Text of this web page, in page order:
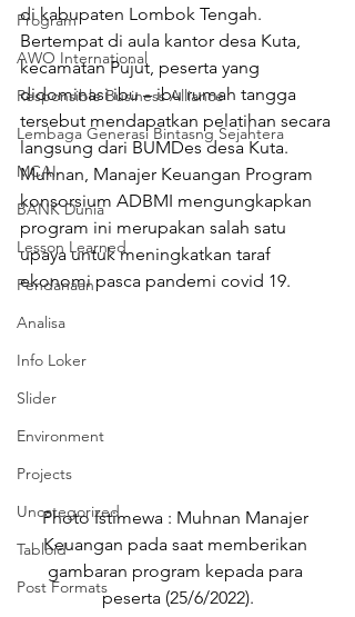
Program
AWO International
Responsible Business Alliance
Lembaga Generasi Bintasng Sejahtera
MCAI
BANK Dunia
Lesson Learned
Pendanaan
Analisa
Info Loker
Slider
Environment
Projects
Uncategorized
Tabloid
Post Formats
di kabupaten Lombok Tengah.
Bertempat di aula kantor desa Kuta,
kecamatan Pujut, peserta yang
didominasi ibu – ibu rumah tangga
tersebut mendapatkan pelatihan secara
langsung dari BUMDes desa Kuta.
Muhnan, Manajer Keuangan Program
konsorsium ADBMI mengungkapkan
program ini merupakan salah satu
upaya untuk meningkatkan taraf
ekonomi pasca pandemi covid 19.
Photo Istimewa : Muhnan Manajer
Keuangan pada saat memberikan
gambaran program kepada para
peserta (25/6/2022).